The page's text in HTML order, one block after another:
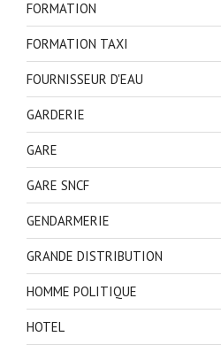
FORMATION
FORMATION TAXI
FOURNISSEUR D'EAU
GARDERIE
GARE
GARE SNCF
GENDARMERIE
GRANDE DISTRIBUTION
HOMME POLITIQUE
HOTEL